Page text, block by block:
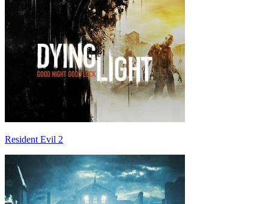
Resident Evil 2